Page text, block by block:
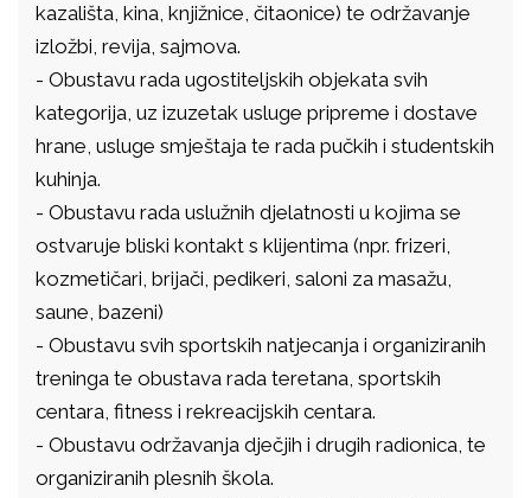
kazališta, kina, knjižnice, čitaonice) te održavanje
izložbi, revija, sajmova.
- Obustavu rada ugostiteljskih objekata svih
kategorija, uz izuzetak usluge pripreme i dostave
hrane, usluge smještaja te rada pučkih i studentskih
kuhinja.
- Obustavu rada uslužnih djelatnosti u kojima se
ostvaruje bliski kontakt s klijentima (npr. frizeri,
kozmetičari, brijači, pedikeri, saloni za masažu,
saune, bazeni)
- Obustavu svih sportskih natjecanja i organiziranih
treninga te obustava rada teretana, sportskih
centara, fitness i rekreacijskih centara.
- Obustavu održavanja dječjih i drugih radionica, te
organiziranih plesnih škola.